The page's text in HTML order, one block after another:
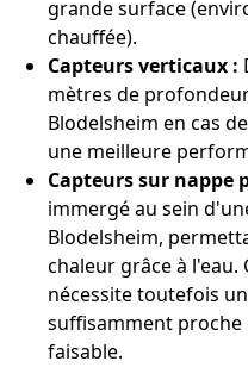
grande surface
chauffée).
Capteurs verticaux :
mètres de
Blodelsheim en cas
une meilleure
Capteurs sur nappe
immergé au sein
Blodelsheim,
chaleur grâce à l'eau.
nécessite toutefois
suffisamment
faisable.